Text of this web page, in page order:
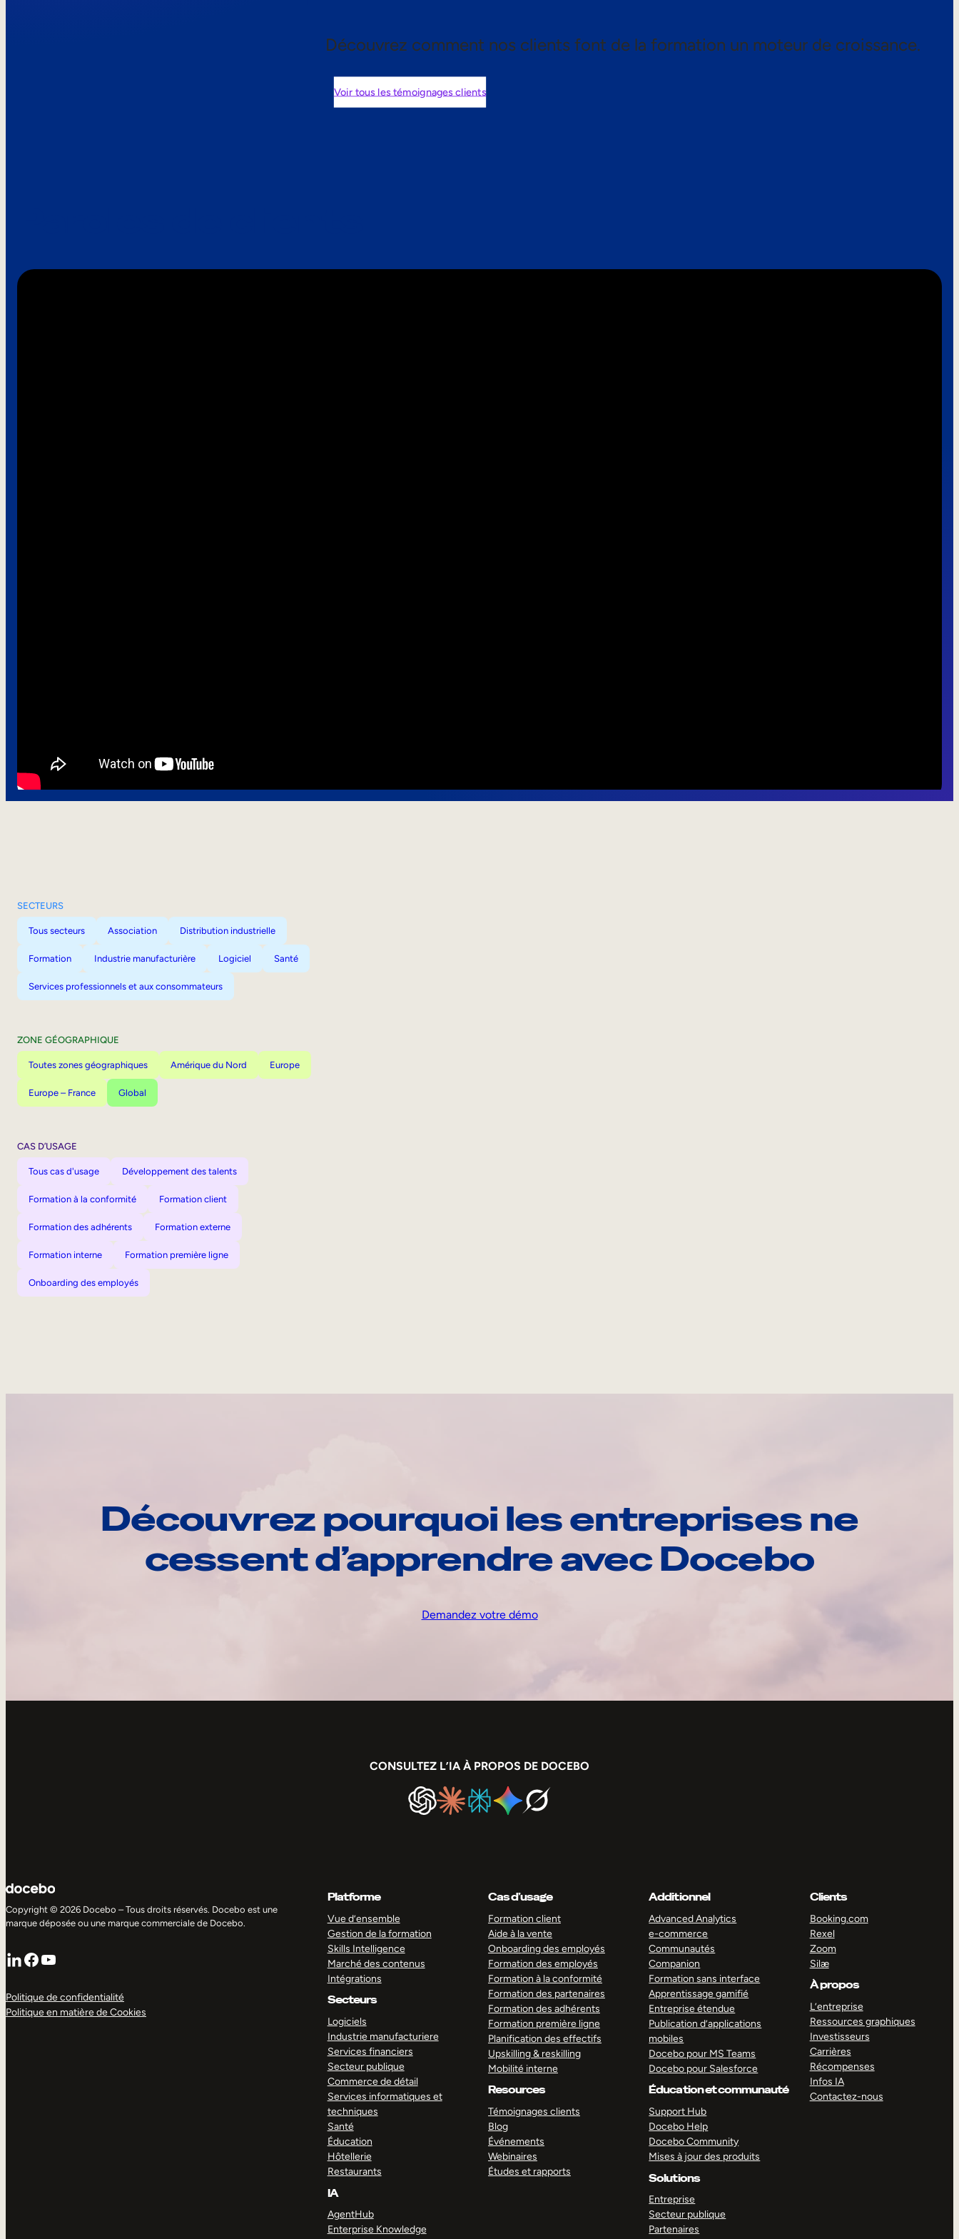
Découvrez comment nos clients font de la formation un moteur de croissance.
Voir tous les témoignages clients
SECTEURS
Tous secteurs Association Distribution industrielle
Formation Industrie manufacturière Logiciel Santé
Services professionnels et aux consommateurs
ZONE GÉOGRAPHIQUE
Toutes zones géographiques Amérique du Nord Europe
Europe – France Global
CAS D’USAGE
Tous cas d'usage Développement des talents
Formation à la conformité Formation client
Formation des adhérents Formation externe
Formation interne Formation première ligne
Onboarding des employés
Découvrez pourquoi les entreprises ne
cessent d’apprendre avec Docebo
Demandez votre démo
CONSULTEZ L’IA À PROPOS DE DOCEBO
Copyright © 2026 Docebo – Tous droits réservés. Docebo est une
marque déposée ou une marque commerciale de Docebo.
LinkedIn
Facebook
YouTube
Politique de confidentialité
Politique en matière de Cookies
Platforme
Vue d’ensemble
Gestion de la formation
Skills Intelligence
Marché des contenus
Intégrations
Secteurs
Logiciels
Industrie manufacturiere
Services financiers
Secteur publique
Commerce de détail
Services informatiques et
techniques
Santé
Éducation
Hôtellerie
Restaurants
IA
AgentHub
Enterprise Knowledge
Cas d’usage
Formation client
Aide à la vente
Onboarding des employés
Formation des employés
Formation à la conformité
Formation des partenaires
Formation des adhérents
Formation première ligne
Planification des effectifs
Upskilling & reskilling
Mobilité interne
Resources
Témoignages clients
Blog
Événements
Webinaires
Études et rapports
Additionnel
Advanced Analytics
e-commerce
Communautés
Companion
Formation sans interface
Apprentissage gamifié
Entreprise étendue
Publication d’applications
mobiles
Docebo pour MS Teams
Docebo pour Salesforce
Éducation et communauté
Support Hub
Docebo Help
Docebo Community
Mises à jour des produits
Solutions
Entreprise
Secteur publique
Partenaires
Clients
Booking.com
Rexel
Zoom
Silæ
À propos
L’entreprise
Ressources graphiques
Investisseurs
Carrières
Récompenses
Infos IA
Contactez-nous